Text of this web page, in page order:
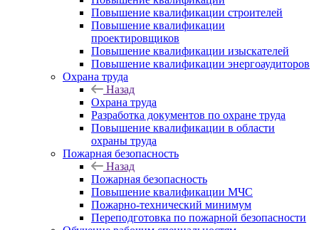
Повышение квалификации строителей
Повышение квалификации
проектировщиков
Повышение квалификации изыскателей
Повышение квалификации энергоаудиторов
Охрана труда
Назад
Охрана труда
Разработка документов по охране труда
Повышение квалификации в области
охраны труда
Пожарная безопасность
Назад
Пожарная безопасность
Повышение квалификации МЧС
Пожарно-технический минимум
Переподготовка по пожарной безопасности